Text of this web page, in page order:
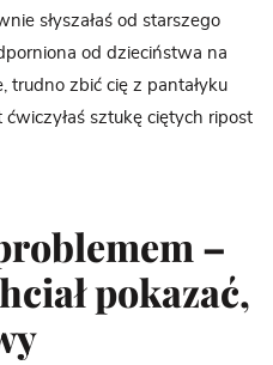
słyszałaś od starszego
od dzieciństwa na
trudno zbić cię z pantałyku
sztukę ciętych ripost
–
pokazać,